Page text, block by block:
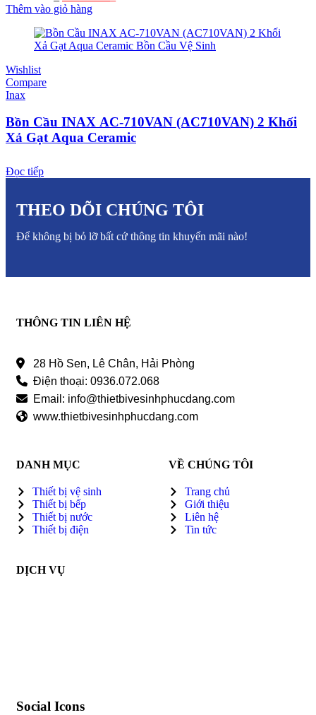
Thêm vào giỏ hàng
Wishlist
Compare
Inax
Bồn Cầu INAX AC-710VAN (AC710VAN) 2 Khối
Xả Gạt Aqua Ceramic
Đọc tiếp
THEO DÕI CHÚNG TÔI
Để không bị bỏ lỡ bất cứ thông tin khuyến mãi nào!
THÔNG TIN LIÊN HỆ
28 Hồ Sen, Lê Chân, Hải Phòng
Điện thoại: 0936.072.068
Email: info@thietbivesinhphucdang.com
www.thietbivesinhphucdang.com
DANH MỤC
Thiết bị vệ sinh
Thiết bị bếp
Thiết bị nước
Thiết bị điện
VỀ CHÚNG TÔI
Trang chủ
Giới thiệu
Liên hệ
Tin tức
DỊCH VỤ
Social Icons